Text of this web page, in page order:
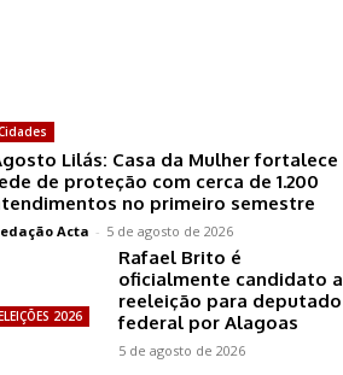
Lilás: Casa da Mulher fortalece
de proteção com cerca de 1.200
no primeiro semestre
Acta - 5 de agosto de 2026
2026
Rafael Brito é
oficialmente candidato a
reeleição para deputado
federal por Alagoas
5 de agosto de 2026